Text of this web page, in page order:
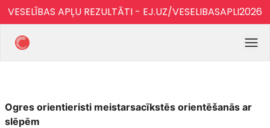
VESELĪBAS APĻU REZULTĀTI - EJ.UZ/VESELIBASAPLI2026
Ogres orientieristi meistarsacīkstēs orientēšanās ar
slēpēm